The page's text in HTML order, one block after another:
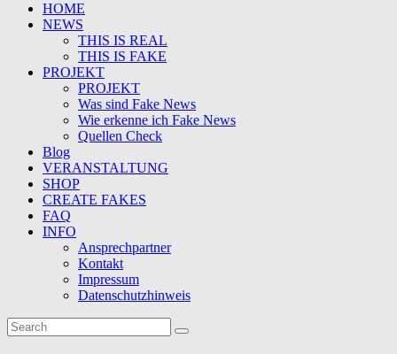
HOME
NEWS
THIS IS REAL
THIS IS FAKE
PROJEKT
PROJEKT
Was sind Fake News
Wie erkenne ich Fake News
Quellen Check
Blog
VERANSTALTUNG
SHOP
CREATE FAKES
FAQ
INFO
Ansprechpartner
Kontakt
Impressum
Datenschutzhinweis